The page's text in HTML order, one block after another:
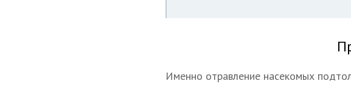
Именно отравление насекомых